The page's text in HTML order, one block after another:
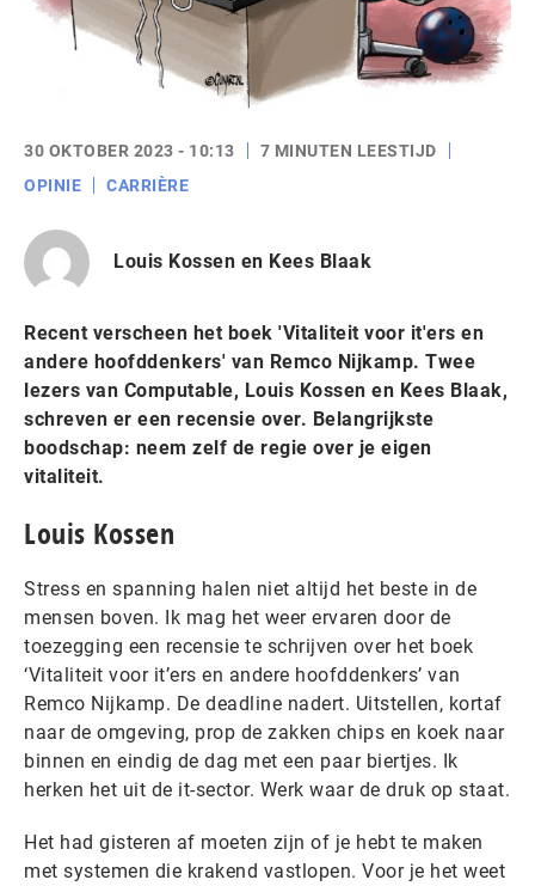
30 OKTOBER 2023 - 10:13
7 MINUTEN LEESTIJD
OPINIE
CARRIÈRE
Louis Kossen en Kees Blaak
Recent verscheen het boek 'Vitaliteit voor it'ers en
andere hoofddenkers' van Remco Nijkamp. Twee
lezers van Computable, Louis Kossen en Kees Blaak,
schreven er een recensie over. Belangrijkste
boodschap: neem zelf de regie over je eigen
vitaliteit.
Louis Kossen
Stress en spanning halen niet altijd het beste in de
mensen boven. Ik mag het weer ervaren door de
toezegging een recensie te schrijven over het boek
‘Vitaliteit voor it’ers en andere hoofddenkers’ van
Remco Nijkamp. De deadline nadert. Uitstellen, kortaf
naar de omgeving, prop de zakken chips en koek naar
binnen en eindig de dag met een paar biertjes. Ik
herken het uit de it-sector. Werk waar de druk op staat.
Het had gisteren af moeten zijn of je hebt te maken
met systemen die krakend vastlopen. Voor je het weet